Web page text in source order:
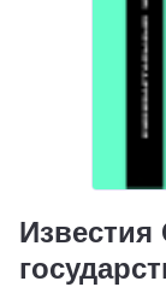
Известия